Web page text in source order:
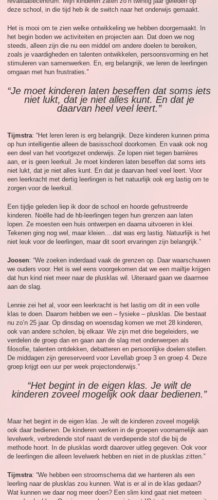
deze school, in die tijd heb ik de switch naar het onderwijs gemaakt.
Het is mooi om te zien welke ontwikkeling we hebben doorgemaakt. In
het begin boden we activiteiten en projecten aan. Dat doen we nog
steeds, alleen zijn die nu een middel om andere doelen te bereiken,
zoals je vaardigheden en talenten ontwikkelen, persoonsvorming en het
stimuleren van samenwerken. En, erg belangrijk, we leren de leerlingen
omgaan met hun frustraties.”
“Je moet kinderen laten beseffen dat soms iets
niet lukt, dat je niet alles kunt. En dat je
daarvan heel veel leert.”
Tijmstra: “Het leren leren is erg belangrijk. Deze kinderen kunnen prima
op hun intelligentie alleen de basisschool doorkomen. En vaak ook nog
een deel van het voortgezet onderwijs. Ze lopen niet tegen barrières
aan, er is geen leerkuil. Je moet kinderen laten beseffen dat soms iets
niet lukt, dat je niet alles kunt. En dat je daarvan heel veel leert. Voor
een leerkracht met dertig leerlingen is het natuurlijk ook erg lastig om te
zorgen voor de leerkuil.
Een tijdje geleden liep ik door de school en hoorde gefrustreerde
kinderen. Noëlle had de hb-leerlingen tegen hun grenzen aan laten
lopen. Ze moesten een huis ontwerpen en daarna uitvoeren in klei.
Tekenen ging nog wel, maar kleien….dat was erg lastig. Natuurlijk is het
niet leuk voor de leerlingen, maar dit soort ervaringen zijn belangrijk.”
Joosen: “We zoeken inderdaad vaak de grenzen op. Daar waarschuwen
we ouders voor. Het is wel eens voorgekomen dat we een mailtje krijgen
dat hun kind niet meer naar de plusklas wil. Uiteraard gaan we daarmee
aan de slag.
Lennie zei het al, voor een leerkracht is het lastig om dit in een volle
klas te doen. Daarom hebben we een – fysieke – plusklas. Die bestaat
nu zo’n 25 jaar. Op dinsdag en woensdag komen we met 28 kinderen,
ook van andere scholen, bij elkaar. We zijn met drie begeleiders, we
verdelen de groep dan en gaan aan de slag met onderwerpen als
filosofie, talenten ontdekken, debatteren en persoonlijke doelen stellen.
De middagen zijn gereserveerd voor Levellab groep 3 en groep 4. Deze
groep krijgt een uur per week projectonderwijs.”
“Het begint in de eigen klas. Je wilt de
kinderen zoveel mogelijk ook daar bedienen.”
Maar het begint in de eigen klas. Je wilt de kinderen zoveel mogelijk
ook daar bedienen. De kinderen werken in de groepen voornamelijk aan
levelwerk, verbredende stof naast de verdiepende stof die bij de
methode hoort. In de plusklas wordt daarover uitleg gegeven. Ook voor
de leerlingen die alleen levelwerk hebben en niet in de plusklas zitten.”
Tijmstra: “We hebben een stroomschema dat we hanteren als een
leerling naar de plusklas zou kunnen. Wat is er al in de klas gedaan?
Wat kunnen we daar nog meer doen? Een slim kind gaat niet meteen